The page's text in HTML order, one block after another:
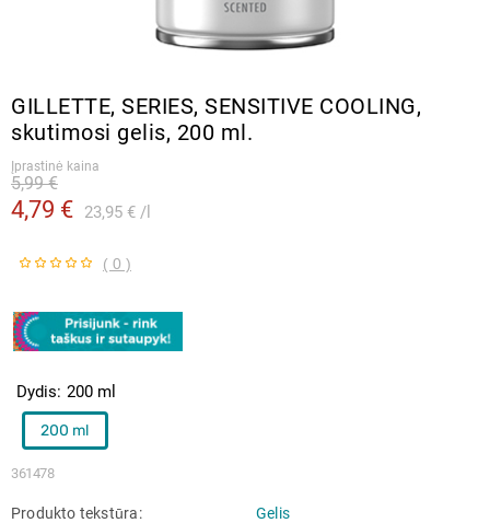
GILLETTE, SERIES, SENSITIVE COOLING,
skutimosi gelis, 200 ml.
Įprastinė kaina
4,79 € 23,95 €
5,99 €
( 0 )
361478
Dydis 200 ml
200 ml
Produkto tekstūra Gelis